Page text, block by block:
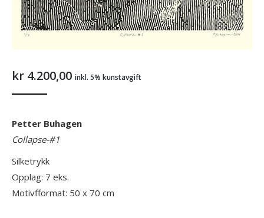
kr 4.200,00 inkl. 5% kunstavgift
Petter Buhagen
Collapse-#1
Silketrykk
Opplag: 7 eks.
Motivfformat: 50 x 70 cm